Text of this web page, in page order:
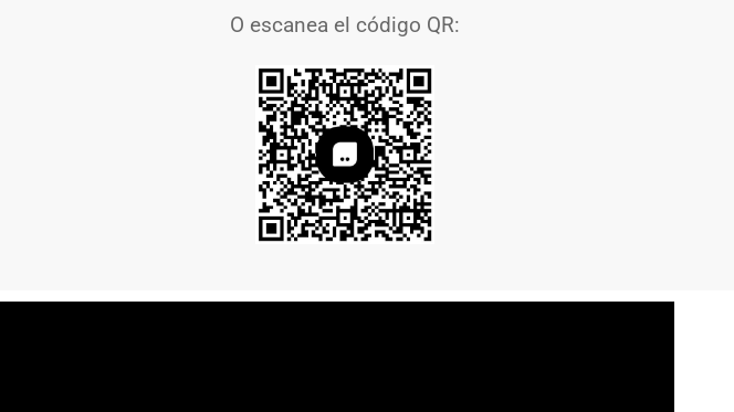
O escanea el código QR: